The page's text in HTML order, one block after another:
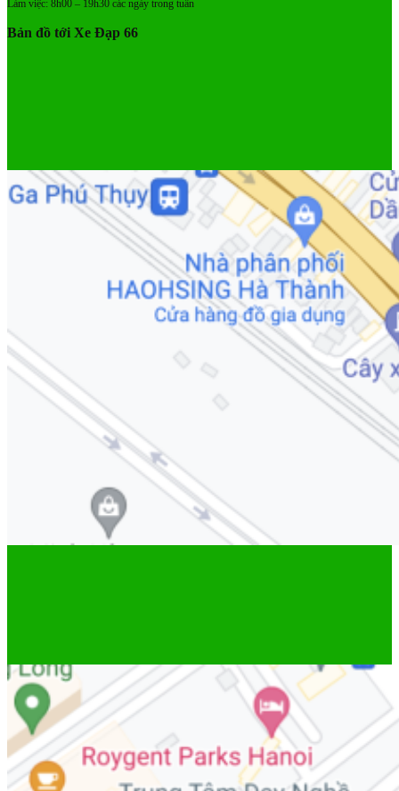
Làm việc: 8h00 – 19h30 các ngày trong tuần
Bản đồ tới Xe Đạp 66